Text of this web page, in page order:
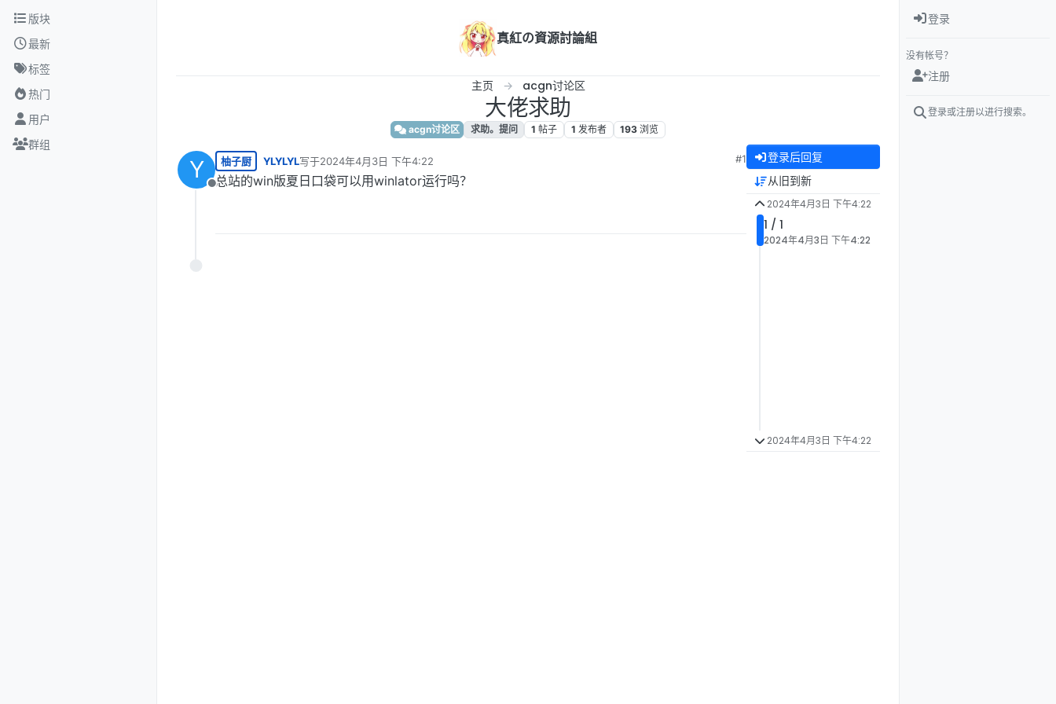
跳转至内容
版块
最新
标签
热门
用户
群组
真紅の資源討論組
主页 acgn讨论区
大佬求助
acgn讨论区 求助。提问 1 帖子 1 发布者 193 浏览
Y
离线
柚子厨 YLYLYL写于2024年4月3日 下午4:22
最后由 编辑
#1
总站的win版夏日口袋可以用winlator运行吗？
登录后回复
从旧到新
2024年4月3日 下午4:22
1 / 1
2024年4月3日 下午4:22
2024年4月3日 下午4:22
登录
没有帐号？
注册
登录或注册以进行搜索。